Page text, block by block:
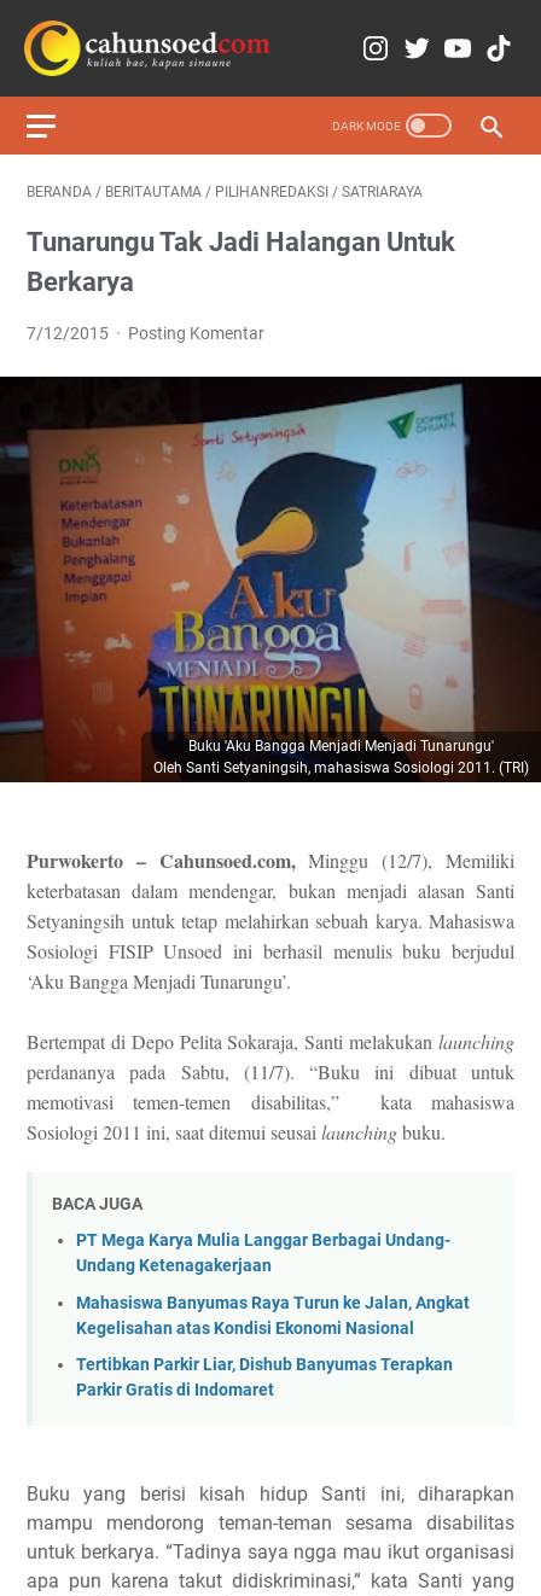
BERANDA / BERITAUTAMA / PILIHANREDAKSI / SATRIARAYA
Tunarungu Tak Jadi Halangan Untuk
Berkarya
7/12/2015 Posting Komentar
Buku 'Aku Bangga Menjadi Menjadi Tunarungu'
Oleh Santi Setyaningsih, mahasiswa Sosiologi 2011. (TRI)
Purwokerto – Cahunsoed.com,Minggu (12/7), Memiliki
keterbatasan dalam mendengar, bukan menjadi alasan Santi
Setyaningsih untuk tetap melahirkan sebuah karya. Mahasiswa
Sosiologi FISIP Unsoedini berhasil menulis buku berjudul
‘Aku Bangga Menjadi Tunarungu’.
Bertempat di Depo PelitaSokaraja, Santi melakukanlaunching
perdananya pada Sabtu, (11/7). “Buku ini dibuat untuk
memotivasi temen-temen disabilitas,” kata mahasiswa
Sosiologi 2011 ini, saat ditemui seusailaunchingbuku.
BACA JUGA
PT Mega Karya Mulia Langgar Berbagai Undang-
Undang Ketenagakerjaan
Mahasiswa Banyumas Raya Turun ke Jalan, Angkat
Kegelisahan atas Kondisi Ekonomi Nasional
Tertibkan Parkir Liar, Dishub Banyumas Terapkan
Parkir Gratis di Indomaret
Buku yang berisi kisah hidup Santi ini, diharapkan
mampu mendorong teman-teman sesama disabilitas
untuk berkarya. “Tadinya saya ngga mau ikut organisasi
apa pun karena takut didiskriminasi,” kata Santi yang